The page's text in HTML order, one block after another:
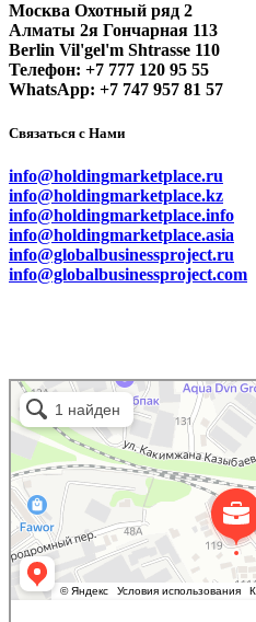
Москва Охотный ряд 2
Алматы 2я Гончарная 113
Berlin Vil'gel'm Shtrasse 110
Телефон: +7 777 120 95 55
WhatsApp: +7 747 957 81 57
Связаться с Нами
info@holdingmarketplace.ru
info@holdingmarketplace.kz
info@holdingmarketplace.info
info@holdingmarketplace.asia
info@globalbusinessproject.ru
info@globalbusinessproject.com
Маркетплейс Казахстана
Рекламное агентство в Алматы
Информационное агентство в Алматы